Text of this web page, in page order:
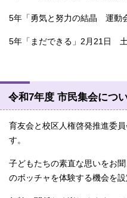
5年「勇気と努力の結晶 運動
5年「まだできる」2月21日
令和7年度 市民集会につ
育友会と校区人権啓発推進委
す。
子どもたちの素直な思いをお
のボッチャを体験する機会を設